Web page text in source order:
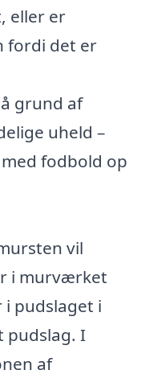
eller er
fordi det er
grund af
uheld –
fodbold op
vil
i murværket
pudslaget i
pudslag. I
af